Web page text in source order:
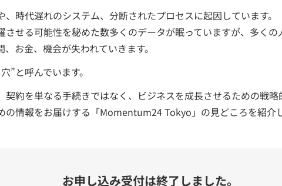
時代遅れのシステム、分断されたプロセスに起因しています。
させる可能性を秘めた数多くのデータが眠っていますが、多く
お金、機会が失われていきます。
”と呼んでいます。
契約を単なる手続きではなく、ビジネスを成長させるための戦
の情報をお届けする「Momentum24 Tokyo」の見どころを紹介
お申し込み受付は終了しました。